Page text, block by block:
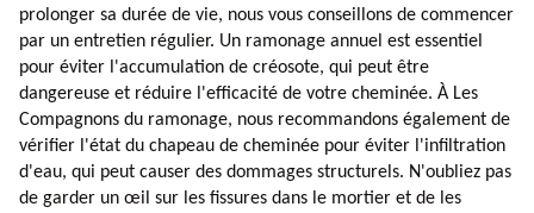
prolonger sa durée de vie, nous vous conseillons de commencer
par un entretien régulier. Un ramonage annuel est essentiel
pour éviter l'accumulation de créosote, qui peut être
dangereuse et réduire l'efficacité de votre cheminée. À Les
Compagnons du ramonage, nous recommandons également de
vérifier l'état du chapeau de cheminée pour éviter l'infiltration
d'eau, qui peut causer des dommages structurels. N'oubliez pas
de garder un œil sur les fissures dans le mortier et de les